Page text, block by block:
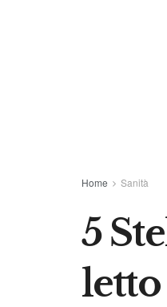
Home Sanità
5
letto